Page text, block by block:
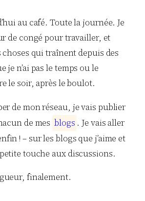
au café. Toute la journée. Je
de congé pour travailler, et
qui traînent depuis des
je n’ai pas le temps ou le
le soir, après le boulot.
de mon réseau, je vais publier
de mes blogs . Je vais aller
! – sur les blogs que j’aime et
touche aux discussions.
finalement.